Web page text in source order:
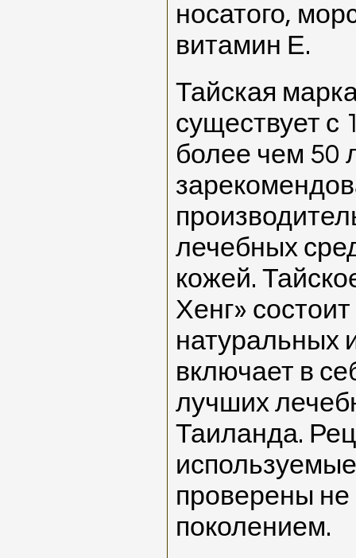
носатого,
витамин Е.
Тайская
существует с
более чем 50
лечебных
кожей.
Хенг»
натуральных
включает в
лучших
Таиланда.
проверены
поколением.